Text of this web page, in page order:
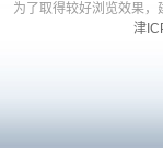
为了取得较好浏览效果
津